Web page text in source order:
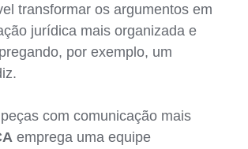
transformar os argumentos em
jurídica mais organizada e
por exemplo, um
com comunicação mais
emprega uma equipe